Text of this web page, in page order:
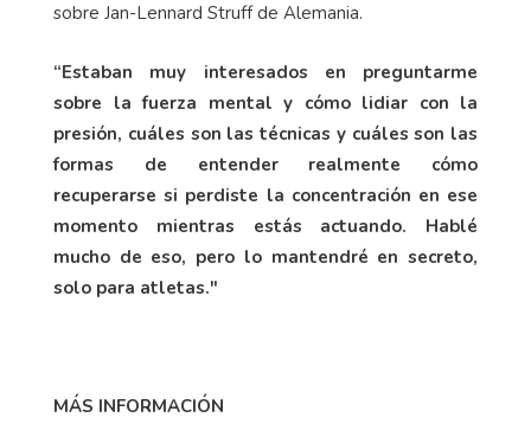
sobre Jan-Lennard Struff de Alemania.
“Estaban muy interesados ​​en preguntarme
sobre la fuerza mental y cómo lidiar con la
presión, cuáles son las técnicas y cuáles son las
formas de entender realmente cómo
recuperarse si perdiste la concentración en ese
momento mientras estás actuando. Hablé
mucho de eso, pero lo mantendré en secreto,
solo para atletas."
MÁS INFORMACIÓN